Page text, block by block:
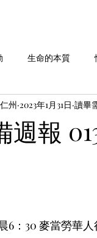
生命的本質
與金錢 生命故事
週報
州 2023年1月31日 讀畢
6：30 麥當勞華